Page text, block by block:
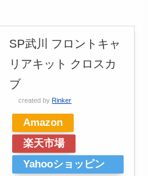
SP武川 フロントキャ
リアキット クロスカ
ブ
created by Rinker
Amazon
楽天市場
Yahooショッピン